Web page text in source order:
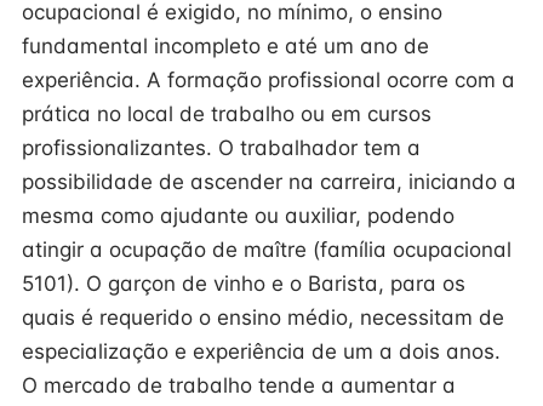
ocupacional é exigido, no mínimo, o ensino
fundamental incompleto e até um ano de
experiência. A formação profissional ocorre com a
prática no local de trabalho ou em cursos
profissionalizantes. O trabalhador tem a
possibilidade de ascender na carreira, iniciando a
mesma como ajudante ou auxiliar, podendo
atingir a ocupação de maître (família ocupacional
5101). O garçon de vinho e o Barista, para os
quais é requerido o ensino médio, necessitam de
especialização e experiência de um a dois anos.
O mercado de trabalho tende a aumentar a